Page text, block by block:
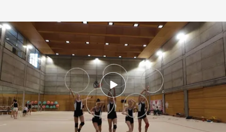
Patricia, Mireia e Inés nos representarán en los JJOO de París.Bernardo Vila
y Fernando González
Redacción digital Noticias Cuatro
14 JUN 2024 - 21:32h.
Patricia, Mireia e Inés representarán a España
en los Juegos Olímpicos de París